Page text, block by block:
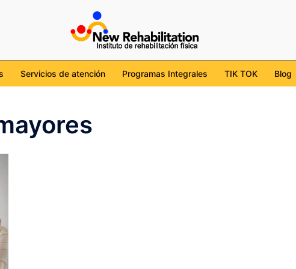
Servicios de atención Programas Integrales TIK TOK Blog